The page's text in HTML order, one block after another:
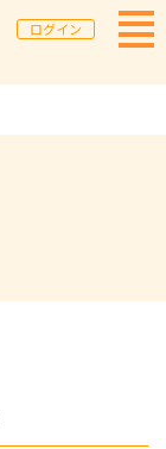
ログイン